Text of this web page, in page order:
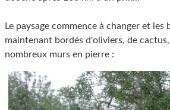
Le paysage commence à changer et
maintenant bordés d'oliviers, de
nombreux murs en pierre :